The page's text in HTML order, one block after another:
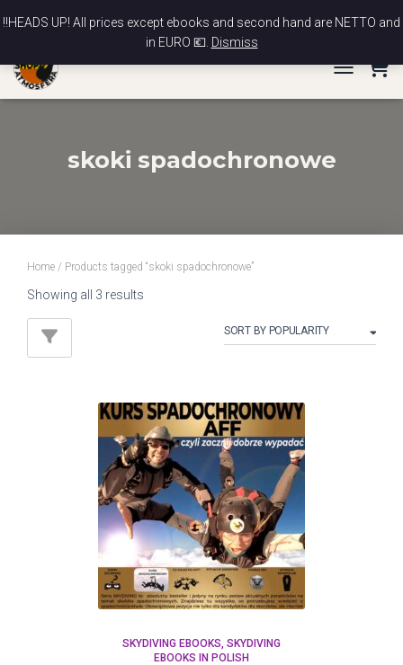
‼️HEADS UP! All prices except ebooks and second hand are NETTO and
in EURO 💶. Dismiss
News Contact My account Checkout Cart
TOGGLE
skoki spadochronowe
Home / Products tagged “skoki spadochronowe”
Showing all 3 results
SKYDIVING EBOOKS SKYDIVING
EBOOKS IN POLISH